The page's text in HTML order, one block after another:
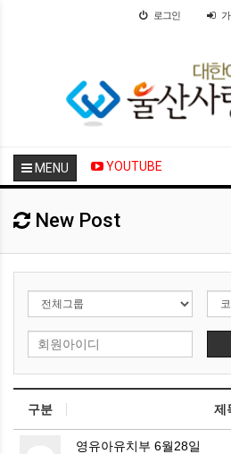
로그인
MENU YOUTUBE
New Post
구분 제
영유아유치부 6월28일